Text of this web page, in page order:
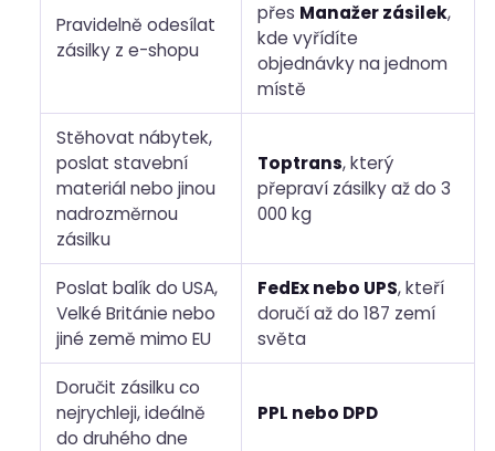
Pravidelně odesílat
zásilky z e-shopu
přes Manažer zásilek,
kde vyřídíte
objednávky na jednom
místě
Stěhovat nábytek,
poslat stavební
materiál nebo jinou
nadrozměrnou
zásilku
Toptrans, který
přepraví zásilky až do 3
000 kg
Poslat balík do USA,
Velké Británie nebo
jiné země mimo EU
FedEx nebo UPS, kteří
doručí až do 187 zemí
světa
Doručit zásilku co
nejrychleji, ideálně
do druhého dne
PPL nebo DPD